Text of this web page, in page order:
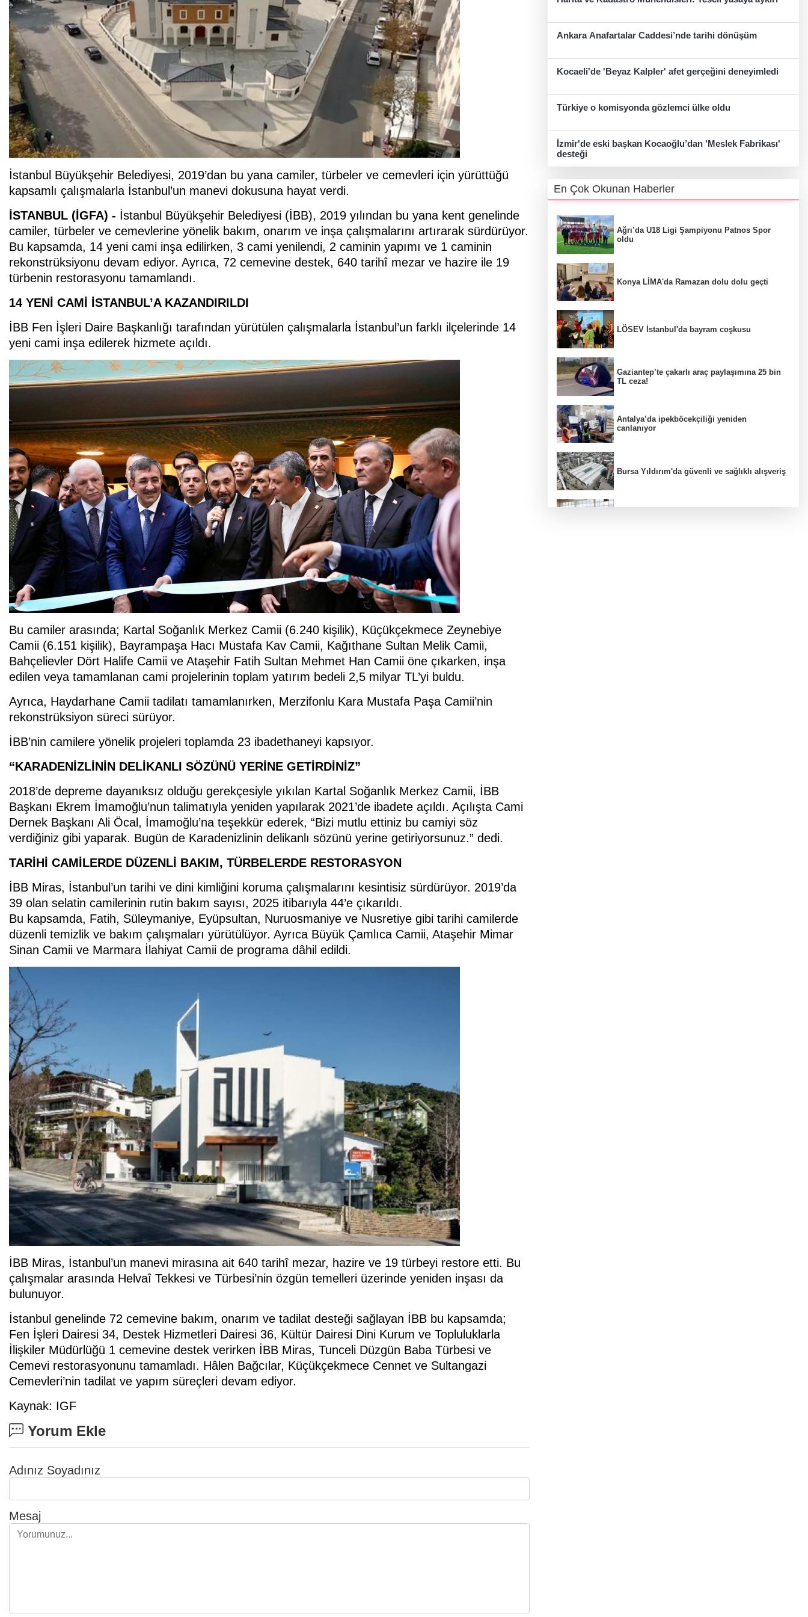
İstanbul Büyükşehir Belediyesi, 2019’dan bu yana camiler, türbeler ve cemevleri için yürüttüğü
kapsamlı çalışmalarla İstanbul’un manevi dokusuna hayat verdi.
İSTANBUL (İGFA) - İstanbul Büyükşehir Belediyesi (İBB), 2019 yılından bu yana kent genelinde
camiler, türbeler ve cemevlerine yönelik bakım, onarım ve inşa çalışmalarını artırarak sürdürüyor.
Bu kapsamda, 14 yeni cami inşa edilirken, 3 cami yenilendi, 2 caminin yapımı ve 1 caminin
rekonstrüksiyonu devam ediyor. Ayrıca, 72 cemevine destek, 640 tarihî mezar ve hazire ile 19
türbenin restorasyonu tamamlandı.
14 YENİ CAMİ İSTANBUL’A KAZANDIRILDI
İBB Fen İşleri Daire Başkanlığı tarafından yürütülen çalışmalarla İstanbul’un farklı ilçelerinde 14
yeni cami inşa edilerek hizmete açıldı.
Bu camiler arasında; Kartal Soğanlık Merkez Camii (6.240 kişilik), Küçükçekmece Zeynebiye
Camii (6.151 kişilik), Bayrampaşa Hacı Mustafa Kav Camii, Kağıthane Sultan Melik Camii,
Bahçelievler Dört Halife Camii ve Ataşehir Fatih Sultan Mehmet Han Camii öne çıkarken, inşa
edilen veya tamamlanan cami projelerinin toplam yatırım bedeli 2,5 milyar TL’yi buldu.
Ayrıca, Haydarhane Camii tadilatı tamamlanırken, Merzifonlu Kara Mustafa Paşa Camii’nin
rekonstrüksiyon süreci sürüyor.
İBB’nin camilere yönelik projeleri toplamda 23 ibadethaneyi kapsıyor.
“KARADENİZLİNİN DELİKANLI SÖZÜNÜ YERİNE GETİRDİNİZ”
2018’de depreme dayanıksız olduğu gerekçesiyle yıkılan Kartal Soğanlık Merkez Camii, İBB
Başkanı Ekrem İmamoğlu’nun talimatıyla yeniden yapılarak 2021’de ibadete açıldı. Açılışta Cami
Dernek Başkanı Ali Öcal, İmamoğlu’na teşekkür ederek, “Bizi mutlu ettiniz bu camiyi söz
verdiğiniz gibi yaparak. Bugün de Karadenizlinin delikanlı sözünü yerine getiriyorsunuz.” dedi.
TARİHİ CAMİLERDE DÜZENLİ BAKIM, TÜRBELERDE RESTORASYON
İBB Miras, İstanbul’un tarihi ve dini kimliğini koruma çalışmalarını kesintisiz sürdürüyor. 2019’da
39 olan selatin camilerinin rutin bakım sayısı, 2025 itibarıyla 44’e çıkarıldı.
Bu kapsamda, Fatih, Süleymaniye, Eyüpsultan, Nuruosmaniye ve Nusretiye gibi tarihi camilerde
düzenli temizlik ve bakım çalışmaları yürütülüyor. Ayrıca Büyük Çamlıca Camii, Ataşehir Mimar
Sinan Camii ve Marmara İlahiyat Camii de programa dâhil edildi.
İBB Miras, İstanbul’un manevi mirasına ait 640 tarihî mezar, hazire ve 19 türbeyi restore etti. Bu
çalışmalar arasında Helvaî Tekkesi ve Türbesi’nin özgün temelleri üzerinde yeniden inşası da
bulunuyor.
İstanbul genelinde 72 cemevine bakım, onarım ve tadilat desteği sağlayan İBB bu kapsamda;
Fen İşleri Dairesi 34, Destek Hizmetleri Dairesi 36, Kültür Dairesi Dini Kurum ve Topluluklarla
İlişkiler Müdürlüğü 1 cemevine destek verirken İBB Miras, Tunceli Düzgün Baba Türbesi ve
Cemevi restorasyonunu tamamladı. Hâlen Bağcılar, Küçükçekmece Cennet ve Sultangazi
Cemevleri’nin tadilat ve yapım süreçleri devam ediyor.
Kaynak: IGF
Yorum Ekle
Adınız Soyadınız
Mesaj
Ankara Anafartalar Caddesi’nde tarihi dönüşüm
Kocaeli'de 'Beyaz Kalpler' afet gerçeğini deneyimledi
Türkiye o komisyonda gözlemci ülke oldu
İzmir'de eski başkan Kocaoğlu’dan 'Meslek Fabrikası'
desteği
En Çok Okunan Haberler
Ağrı’da U18 Ligi Şampiyonu Patnos Spor
oldu
Konya LİMA'da Ramazan dolu dolu geçti
LÖSEV İstanbul'da bayram coşkusu
Gaziantep’te çakarlı araç paylaşımına 25 bin
TL ceza!
Antalya’da ipekböcekçiliği yeniden
canlanıyor
Bursa Yıldırım'da güvenli ve sağlıklı alışveriş